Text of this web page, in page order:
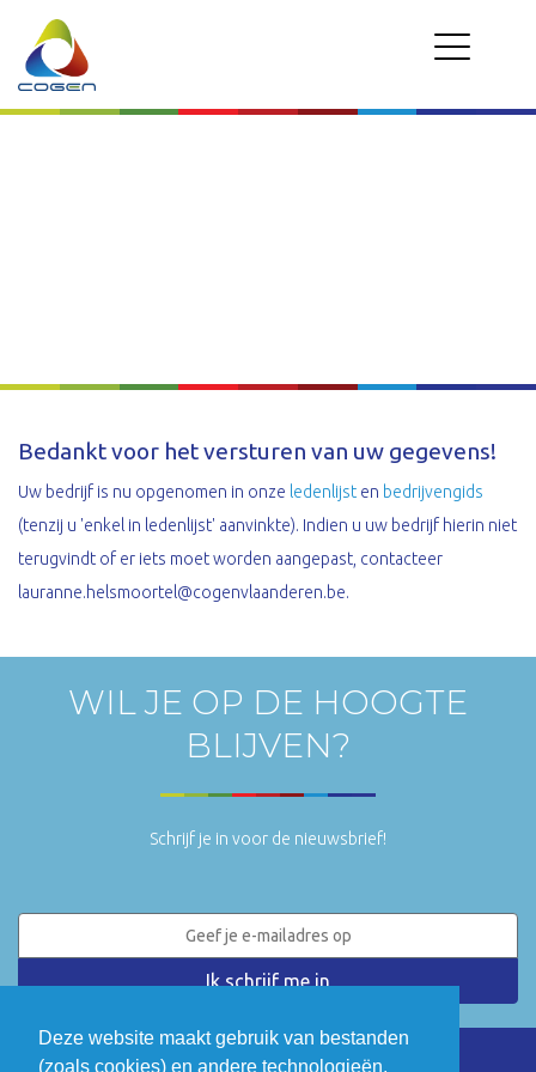
Deze website maakt gebruik van bestanden
(zoals cookies) en andere technologieën.
Bedankt voor het versturen van uw gegevens!
Uw bedrijf is nu opgenomen in onze ledenlijst en bedrijvengids
(tenzij u 'enkel in ledenlijst' aanvinkte). Indien u uw bedrijf hierin niet
terugvindt of er iets moet worden aangepast, contacteer
lauranne.helsmoortel@cogenvlaanderen.be.
WIL JE OP DE HOOGTE
BLIJVEN?
Schrijf je in voor de nieuwsbrief!